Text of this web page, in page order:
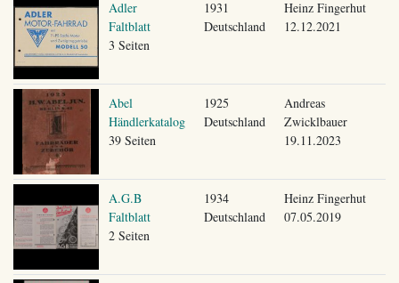
Adler
Faltblatt
3 Seiten
1931
Deutschland
Heinz Fingerhut
12.12.2021
Abel
Händlerkatalog
39 Seiten
1925
Deutschland
Andreas
Zwicklbauer
19.11.2023
A.G.B
Faltblatt
2 Seiten
1934
Deutschland
Heinz Fingerhut
07.05.2019